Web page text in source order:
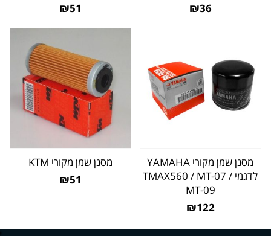
₪36
₪51
מסנן שמן מקורי YAMAHA
לדגמי TMAX560 / MT-07 /
MT-09
₪122
מסנן שמן מקורי KTM
₪51